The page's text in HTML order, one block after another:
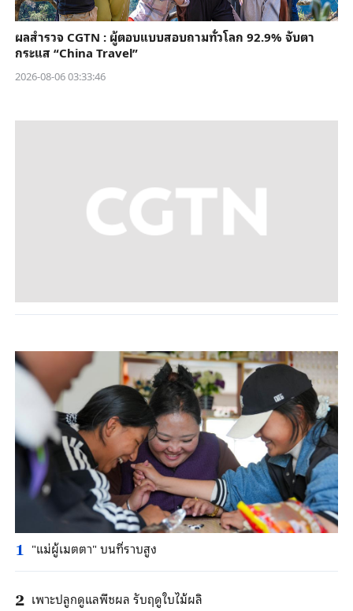
ผลสำรวจ CGTN : ผู้ตอบแบบสอบถามทั่วโลก 92.9% จับตา
กระแส “China Travel”
2026-08-06 03:33:46
1 "แม่ผู้เมตตา" บนที่ราบสูง
2 เพาะปลูกดูแลพืชผล รับฤดูใบไม้ผลิ